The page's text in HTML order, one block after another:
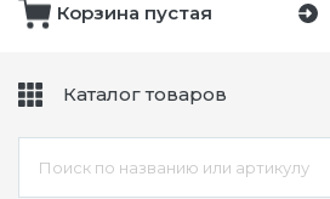
Корзина пустая
Каталог товаров
Цепи